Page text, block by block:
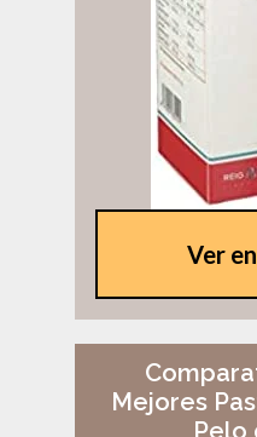
Ver
Mejores
Pelo